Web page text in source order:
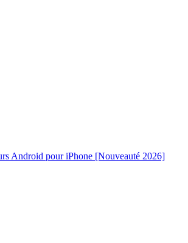
Android pour iPhone [Nouveauté 2026]